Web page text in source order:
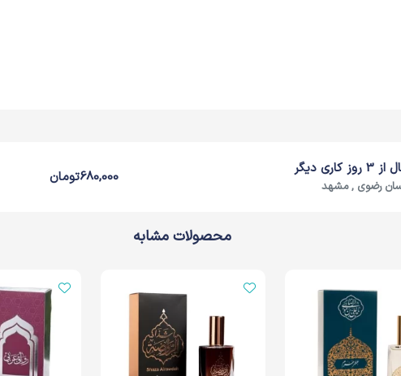
کاری دیگر
رضوی , مشهد 680,000تومان
محصولات مشابه